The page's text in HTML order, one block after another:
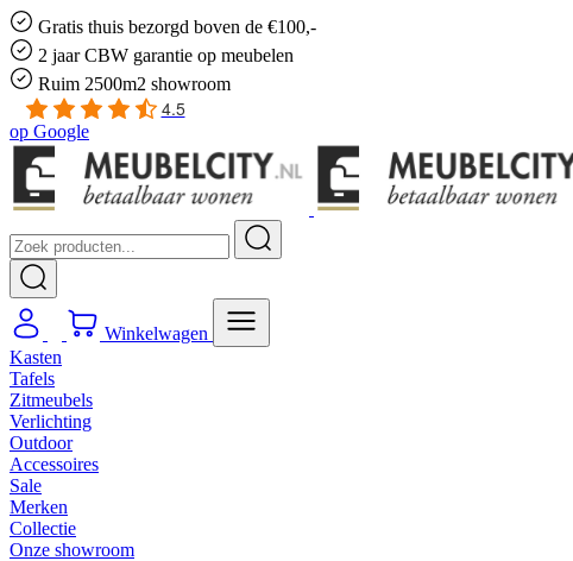
Gratis thuis bezorgd boven de €100,-
2 jaar CBW garantie op meubelen
Ruim 2500m2 showroom
4.5
op Google
Winkelwagen
Kasten
Tafels
Zitmeubels
Verlichting
Outdoor
Accessoires
Sale
Merken
Collectie
Onze showroom